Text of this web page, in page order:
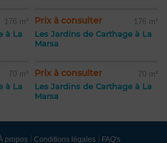
176 m²
à La
Prix à consulter 176 m²
Les Jardins de Carthage à La
Marsa
70 m²
à La
Prix à consulter 70 m²
Les Jardins de Carthage à La
Marsa
propos Conditions légales FAQ's